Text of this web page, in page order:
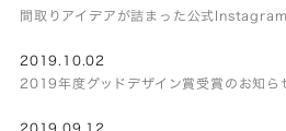
間取りアイデアが詰まった公式
2019.10.02
2019年度グッドデザイン賞受賞のお知ら
2019.09.12